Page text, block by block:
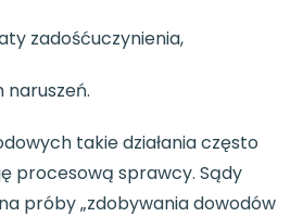
zadośćuczynienia,
naruszeń.
takie działania często
procesową sprawcy. Sądy
próby „zdobywania dowodów